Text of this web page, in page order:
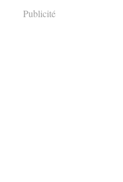
Publicité